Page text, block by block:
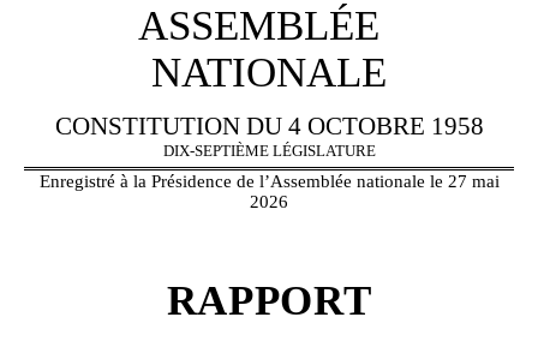
ASSEMBLÉE
NATIONALE
CONSTITUTION DU 4 OCTOBRE 1958
DIX-SEPTIÈME LÉGISLATURE
Enregistré à la Présidence de l’Assemblée nationale le 27 mai
2026
RAPPORT